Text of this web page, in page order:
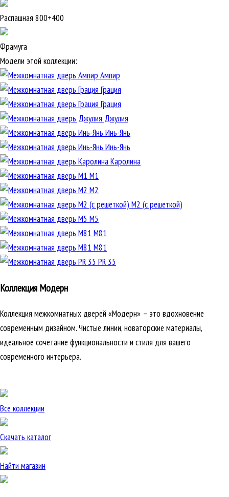
Распашная 800+400
Фрамуга
Модели этой коллекции:
Ампир
Грация
Грация
Джулия
Инь-Янь
Инь-Янь
Каролина
М1
М2
М2 (с решеткой)
М5
М81
М81
PR 35
Коллекция Модерн
Коллекция межкомнатных дверей «Модерн» – это вдохновение
современным дизайном. Чистые линии, новаторские материалы,
идеальное сочетание функциональности и стиля для вашего
современного интерьера.
Все коллекции
Скачать каталог
Найти магазин